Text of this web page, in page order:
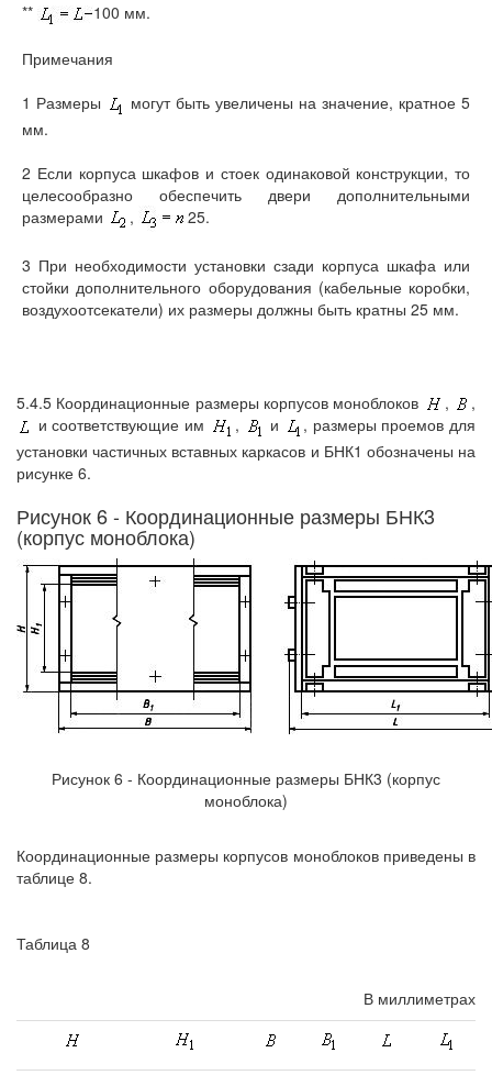
** 100 мм.
Примечания
1 Размеры
могут быть увеличены на значение, кратное 5
мм.
2 Если корпуса шкафов и стоек одинаковой конструкции, то
целесообразно обеспечить двери дополнительными
размерами
, 25.
3 При необходимости установки сзади корпуса шкафа или
стойки дополнительного оборудования (кабельные коробки,
воздухоотсекатели) их размеры должны быть кратны 25 мм.
5.4.5 Координационные размеры корпусов моноблоков ,
,
и соответствующие им
, и
, размеры проемов для
установки частичных вставных каркасов и БНК1 обозначены на
рисунке 6.
Рисунок 6 - Координационные размеры БНК3
(корпус моноблока)
Рисунок 6 - Координационные размеры БНК3 (корпус
моноблока)
Координационные размеры корпусов моноблоков приведены в
таблице 8.
Таблица 8
В миллиметрах